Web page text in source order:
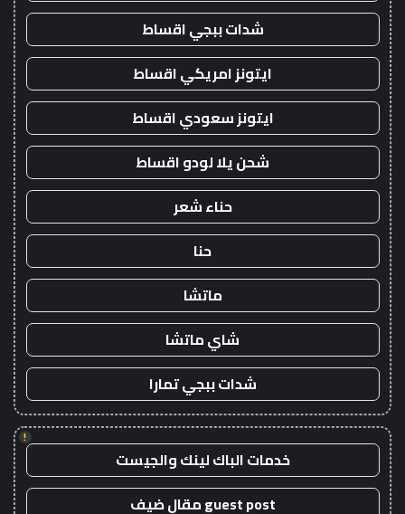
شدات ببجي اقساط
ايتونز امريكي اقساط
ايتونز سعودي اقساط
شحن يلا لودو اقساط
حناء شعر
حنا
ماتشا
شاي ماتشا
شدات ببجي تمارا
!
خدمات الباك لينك والجيست
guest post مقال ضيف